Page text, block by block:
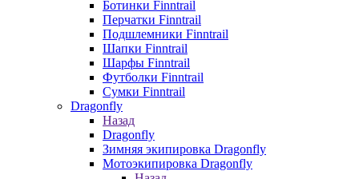
Ботинки Finntrail
Перчатки Finntrail
Подшлемники Finntrail
Шапки Finntrail
Шарфы Finntrail
Футболки Finntrail
Сумки Finntrail
Dragonfly
Назад
Dragonfly
Зимняя экипировка Dragonfly
Мотоэкипировка Dragonfly